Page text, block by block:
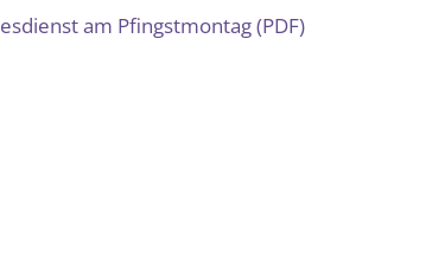
am Pfingstmontag (PDF)